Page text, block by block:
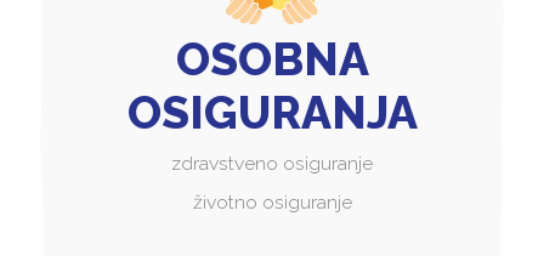
OSOBNA
OSIGURANJA
zdravstveno osiguranje
životno osiguranje